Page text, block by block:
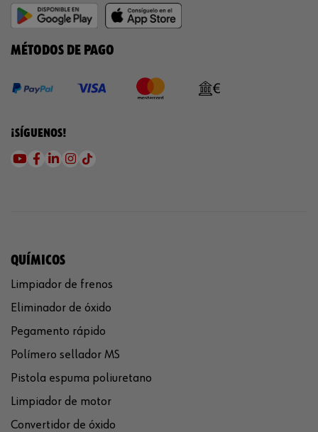
MÉTODOS DE PAGO
¡SÍGUENOS!
QUÍMICOS
Limpiador de frenos
Eliminador de óxido
Pegamento rápido
Polímero sellador MS
Pistola espuma poliuretano
Limpiador de motor
Convertidor de óxido